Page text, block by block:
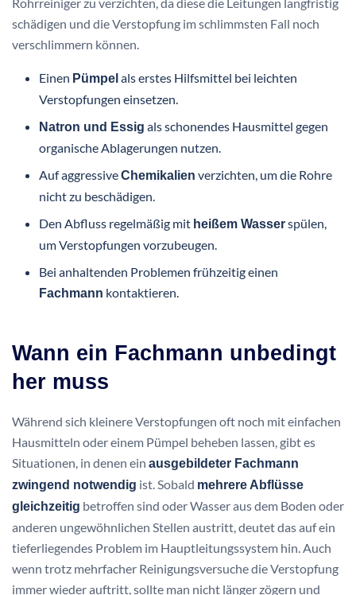
schädigen und die Verstopfung im schlimmsten Fall noch
verschlimmern können.
Einen Pümpel als erstes Hilfsmittel bei leichten
Verstopfungen einsetzen.
Natron und Essig als schonendes Hausmittel gegen
organische Ablagerungen nutzen.
Auf aggressiveChemikalien verzichten, um die Rohre
nicht zu beschädigen.
Den Abfluss regelmäßig mit heißem Wasserspülen,
um Verstopfungen vorzubeugen.
Bei anhaltenden Problemen frühzeitig einen
Fachmann kontaktieren.
Wann ein Fachmann unbedingt
her muss
Während sich kleinere Verstopfungen oft noch mit einfachen
Hausmitteln oder einem Pümpel beheben lassen, gibt es
Situationen, in denen ein ausgebildeter Fachmann
zwingend notwendig ist. Sobald mehrere Abflüsse
gleichzeitig betroffen sind oder Wasser aus dem Boden oder
anderen ungewöhnlichen Stellen austritt, deutet das auf ein
tieferliegendes Problem im Hauptleitungssystem hin. Auch
wenn trotz mehrfacher Reinigungsversuche die Verstopfung
immer wieder auftritt, sollte man nicht länger zögern und